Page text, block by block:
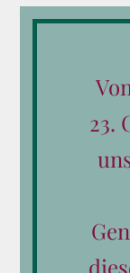
Produkt-
23.